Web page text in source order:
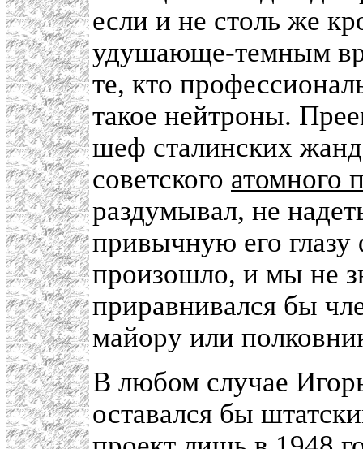
если и не столь же
удушающе-темным
те, кто
такое нейтроны.
шеф сталинских
советского атомного
раздумывал, не
привычную его
произошло, и мы не
приравнивался бы
майору или
В любом случае
оставался бы